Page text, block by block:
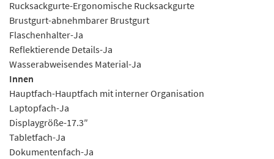
Rucksackgurte-Ergonomische Rucksackgurte
Brustgurt-abnehmbarer Brustgurt
Flaschenhalter-Ja
Reflektierende Details-Ja
Wasserabweisendes Material-Ja
Innen
Hauptfach-Hauptfach mit interner Organisation
Laptopfach-Ja
Displaygröße-17.3″
Tabletfach-Ja
Dokumentenfach-Ja